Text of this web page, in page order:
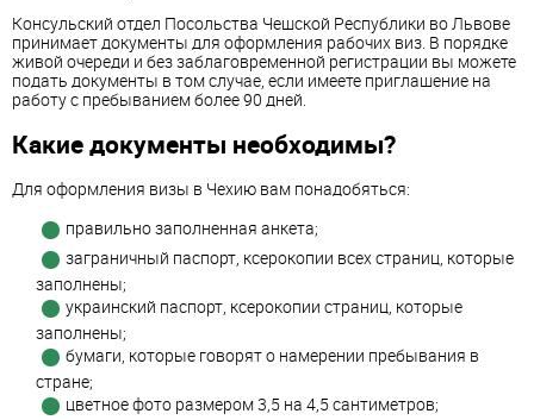
Консульский отдел Посольства Чешской Республики во Львове
принимает документы для оформления рабочих виз. В порядке
живой очереди и без заблаговременной регистрации вы можете
подать документы в том случае, если имеете приглашение на
работу с пребыванием более 90 дней.
Какие документы необходимы?
Для оформления визы в Чехию вам понадобяться:
правильно заполненная анкета;
заграничный паспорт, ксерокопии всех страниц, которые
заполнены;
украинский паспорт, ксерокопии страниц, которые
заполнены;
бумаги, которые говорят о намерении пребывания в
стране;
цветное фото размером 3,5 на 4,5 сантиметров;